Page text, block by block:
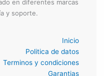
en diferentes marcas
y soporte.
Inicio
Politica de datos
Terminos y condiciones
Garantias